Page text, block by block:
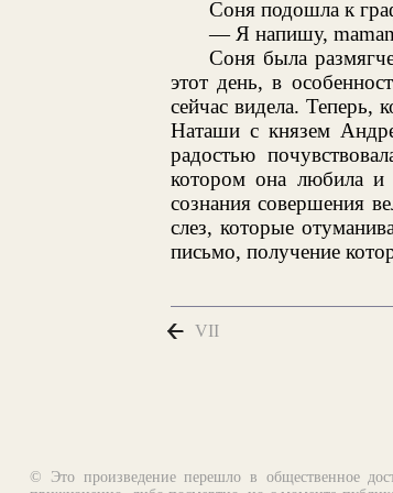
Соня подошла к
— Я напишу,
Соня была
этот день, в
сейчас видела. Теперь,
Наташи с князем
радостью
котором она любила
сознания совершения
слез, которые
письмо, получение
VII
© Это произведение перешло в общественное